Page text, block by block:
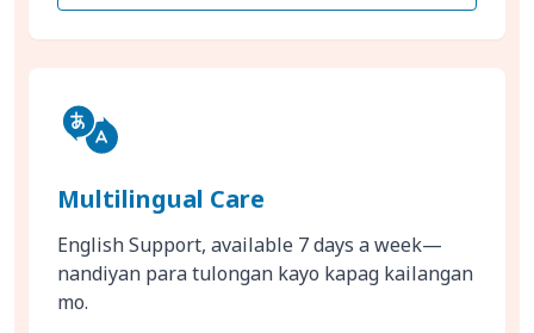
Multilingual Care
English Support, available 7 days a week—
nandiyan para tulongan kayo kapag kailangan
mo.